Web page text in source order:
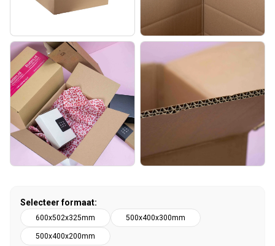
Selecteer formaat:
600x502x325mm 500x400x300mm
500x400x200mm